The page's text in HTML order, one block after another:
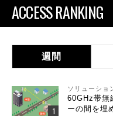
ACCESS RANKING
週間
ソリューショ
60GHz帯
ーの間を埋